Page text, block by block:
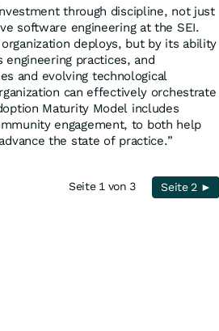
through discipline, not just
software engineering at the SEI.
deploys, but by its ability
practices, and
and evolving technological
can effectively orchestrate
Maturity Model includes
engagement, to both help
the state of practice.”
Seite 1 von 3 Seite 2 ►